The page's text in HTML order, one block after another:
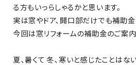
る方もいっらしゃるかと思います。
実は窓やドア、開口部だけでも補助金
今回は窓リフォームの補助金のご案内
夏、暑くて 冬、寒いと感じたことはな